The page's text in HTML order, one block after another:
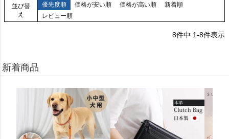
並び替
え
優先度順 価格が安い順 価格が高い順
新着順
レビュー順
8件中 1-8件表示
新着商品